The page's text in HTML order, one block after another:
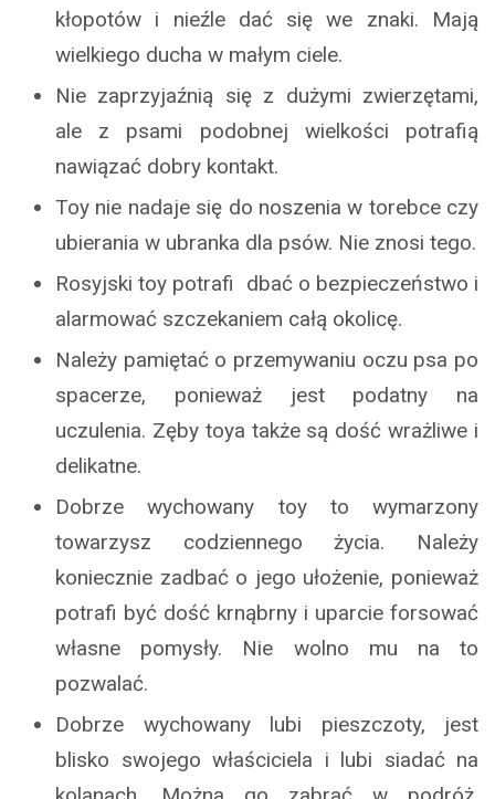
kłopotów i nieźle dać się we znaki. Mają
wielkiego ducha w małym ciele.
Nie zaprzyjaźnią się z dużymi zwierzętami,
ale z psami podobnej wielkości potrafią
nawiązać dobry kontakt.
Toy nie nadaje się do noszenia w torebce czy
ubierania w ubranka dla psów. Nie znosi tego.
Rosyjski toy potrafi dbać o bezpieczeństwo i
alarmować szczekaniem całą okolicę.
Należy pamiętać o przemywaniu oczu psa po
spacerze, ponieważ jest podatny na
uczulenia. Zęby toya także są dość wrażliwe i
delikatne.
Dobrze wychowany toy to wymarzony
towarzysz codziennego życia. Należy
koniecznie zadbać o jego ułożenie, ponieważ
potrafi być dość krnąbrny i uparcie forsować
własne pomysły. Nie wolno mu na to
pozwalać.
Dobrze wychowany lubi pieszczoty, jest
blisko swojego właściciela i lubi siadać na